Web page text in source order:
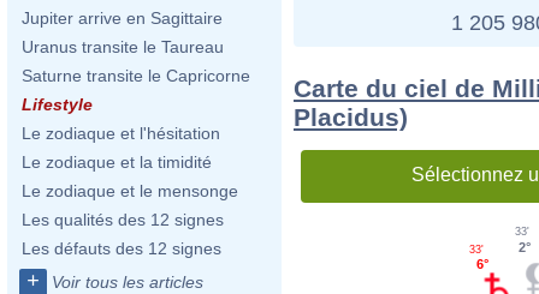
Jupiter arrive en Sagittaire
Uranus transite le Taureau
Saturne transite le Capricorne
Lifestyle
Le zodiaque et l'hésitation
Le zodiaque et la timidité
Le zodiaque et le mensonge
Les qualités des 12 signes
Les défauts des 12 signes
+ Voir tous les articles
1 205
Carte du ciel de
Placidus)
Sélectionnez
2°
33'
6°
33'